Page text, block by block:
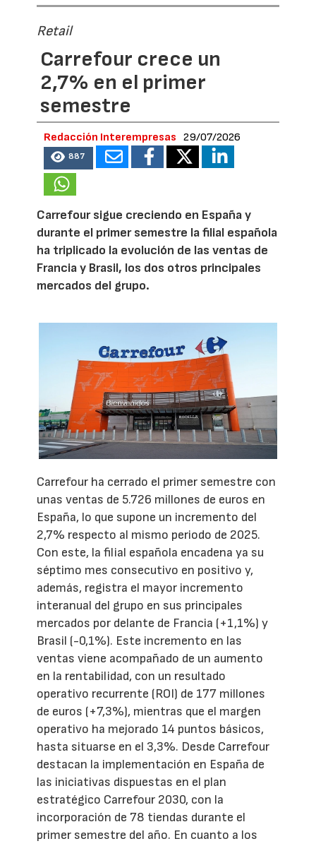
Retail
Carrefour crece un
2,7% en el primer
semestre
Redacción Interempresas 29/07/2026
887
Carrefour sigue creciendo en España y
durante el primer semestre la filial española
ha triplicado la evolución de las ventas de
Francia y Brasil, los dos otros principales
mercados del grupo.
Carrefour ha cerrado el primer semestre con
unas ventas de 5.726 millones de euros en
España, lo que supone un incremento del
2,7% respecto al mismo periodo de 2025.
Con este, la filial española encadena ya su
séptimo mes consecutivo en positivo y,
además, registra el mayor incremento
interanual del grupo en sus principales
mercados por delante de Francia (+1,1%) y
Brasil (-0,1%). Este incremento en las
ventas viene acompañado de un aumento
en la rentabilidad, con un resultado
operativo recurrente (ROI) de 177 millones
de euros (+7,3%), mientras que el margen
operativo ha mejorado 14 puntos básicos,
hasta situarse en el 3,3%. Desde Carrefour
destacan la implementación en España de
las iniciativas dispuestas en el plan
estratégico Carrefour 2030, con la
incorporación de 78 tiendas durante el
primer semestre del año. En cuanto a los